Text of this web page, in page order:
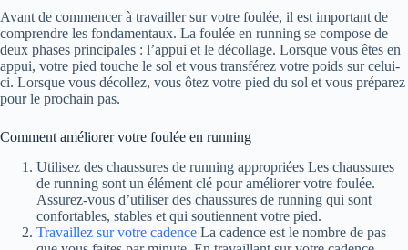
Avant de commencer à travailler sur votre foulée, il est important de
comprendre les fondamentaux. La foulée en running se compose de
deux phases principales : l’appui et le décollage. Lorsque vous êtes en
appui, votre pied touche le sol et vous transférez votre poids sur celui-
ci. Lorsque vous décollez, vous ôtez votre pied du sol et vous préparez
pour le prochain pas.
Comment améliorer votre foulée en running
Utilisez des chaussures de running appropriées Les chaussures
de running sont un élément clé pour améliorer votre foulée.
Assurez-vous d’utiliser des chaussures de running qui sont
confortables, stables et qui soutiennent votre pied.
Travaillez sur votre cadence La cadence est le nombre de pas